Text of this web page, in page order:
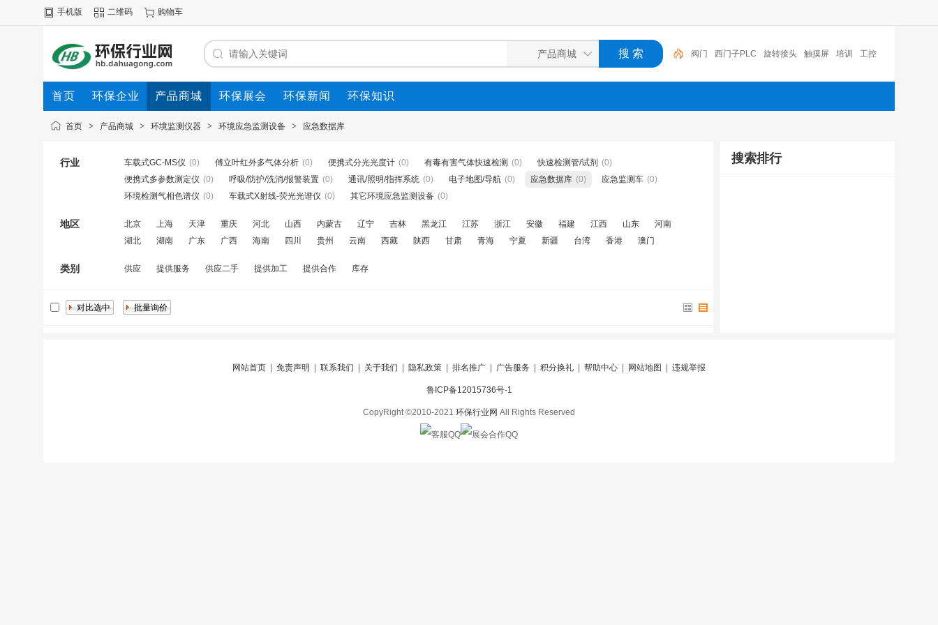
手机版 二维码 购物车
阀门 西门子PLC 旋转接头 触摸屏 培训 工控
工控机 变送器 球阀 plc 阀门
首页 环保企业 产品商城 环保展会 环保新闻 环保知识
首页 > 产品商城 > 环境监测仪器 > 环境应急监测设备 > 应急数据库
行业 车载式GC-MS仪 (0) 傅立叶红外多气体分析 (0) 便携式分光光度计 (0) 有毒有害气体快速检测 (0) 快速检测管/试剂 (0)
便携式多参数测定仪 (0) 呼吸/防护/洗消/报警装置 (0) 通讯/照明/指挥系统 (0) 电子地图/导航 (0) 应急数据库 (0) 应急监测车 (0)
环境检测气相色谱仪 (0) 车载式X射线-荧光光谱仪 (0) 其它环境应急监测设备 (0)
地区 北京 上海 天津 重庆 河北 山西 内蒙古 辽宁 吉林 黑龙江 江苏 浙江 安徽 福建 江西 山东
河南
湖北
湖南 广东 广西 海南 四川 贵州 云南 西藏 陕西 甘肃 青海 宁夏 新疆 台湾 香港 澳门
类别 供应 提供服务 供应二手 提供加工 提供合作 库存
搜索排行
网站首页 免责声明 联系我们 关于我们 隐私政策 排名推广 广告服务 积分换礼 帮助中心 网站地图 违规举报
鲁ICP备12015736号-1
CopyRight ©2010-2021 环保行业网 All Rights Reserved